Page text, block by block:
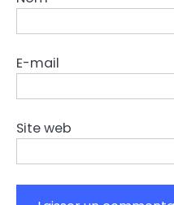
E-mail
Site web